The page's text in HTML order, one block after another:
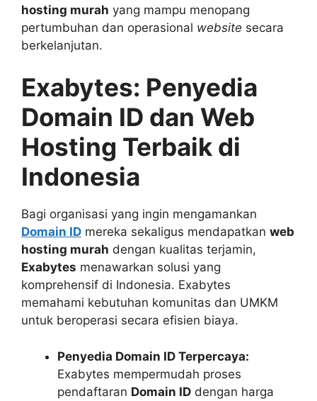
hosting murah yang mampu menopang
pertumbuhan dan operasional website secara
berkelanjutan.
Exabytes: Penyedia
Domain ID dan Web
Hosting Terbaik di
Indonesia
Bagi organisasi yang ingin mengamankan
Domain ID mereka sekaligus mendapatkan web
hosting murah dengan kualitas terjamin,
Exabytes menawarkan solusi yang
komprehensif di Indonesia. Exabytes
memahami kebutuhan komunitas dan UMKM
untuk beroperasi secara efisien biaya.
Penyedia Domain ID Terpercaya:
Exabytes mempermudah proses
pendaftaran Domain ID dengan harga